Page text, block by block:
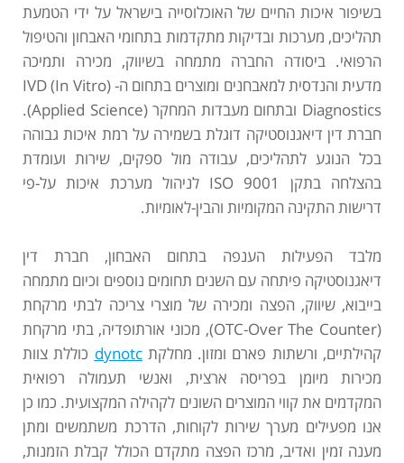
בשיפור איכות החיים של האוכלוסייה בישראל על ידי הטמעת
תהליכים, מערכות ובדיקות מתקדמות בתחומי האבחון והטיפול
הרפואי. ביסודה החברה מתמחה בשיווק, מכירה ותמיכה
מדעית והנדסית למאבחנים ומוצרים בתחום ה- (IVD (In Vitro
Diagnostics ובתחום מעבדות המחקר (Applied Science).
חברת דין דיאגנוסטיקה דוגלת בשמירה על רמת איכות גבוהה
בכל הנוגע לתהליכים, עבודה מול ספקים, שירות ועומדת
בהצלחה בתקן ISO 9001 לניהול מערכת איכות על-פי
דרישות התקינה המקומיות והבין-לאומיות.
מלבד הפעילות הענפה בתחום האבחון, חברת דין
דיאגנוסטיקה פיתחה עם השנים תחומים נוספים וכיום מתמחה
בייבוא, שיווק, הפצה ומכירה של מוצרי צריכה לבתי מרקחת
(OTC-Over The Counter), מכוני אורתופדיה, בתי מרקחת
קהילתיים, ורשתות פארם ומזון. מחלקתdynotc כוללת צוות
מכירות מיומן בפריסה ארצית, ואנשי תעמולה רפואית
המקדמים את קווי המוצרים השונים לקהילה המקצועית. כמו כן
אנו מפעילים מערך שירות לקוחות, הדרכת משתמשים ומתן
מענה זמין ואדיב, מרכז הפצה מתקדם הכולל קבלת הזמנות,